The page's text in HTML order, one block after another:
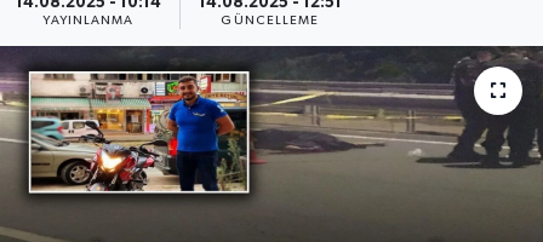
YAYINLANMA GÜNCELLEME
Son Dakika Haberleri
Haber Arşivi